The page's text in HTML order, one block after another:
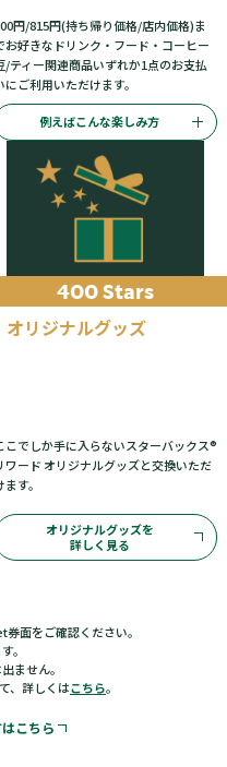
円/815円(持ち帰り価格/店内価格)ま
お好きなドリンク・フード・コーヒー
/ティー関連商品いずれか1点のお支払
にご利用いただけます。
例えばこんな楽しみ方
400 Stars
オリジナルグッズ
こでしか手に入らないスターバックス®
ワード オリジナルグッズと交換いただ
ます。
オリジナルグッズを
詳しく見る
面をご確認ください。
。
ません。
、詳しくはこちら。
こちら